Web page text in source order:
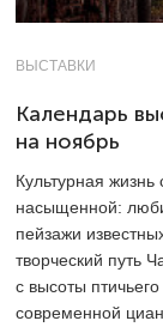
ВЫСТАВКИ
Календарь
на ноябрь
Культурная
насыщенной:
пейзажи
творческий путь
с высоты
современной